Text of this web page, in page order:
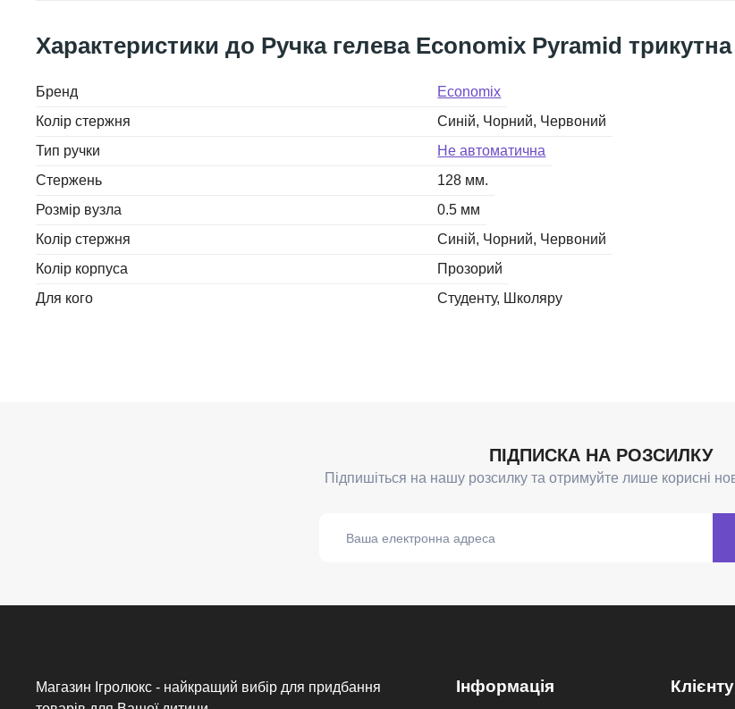
Ручка гелева Economix Pyramid трикутна
Бренд
Economix
Колір стержня
Синій Чорний Червоний
Тип ручки
Не автоматична
Стержень
128 мм.
Розмір вузла
0.5 мм
Колір стержня
Синій Чорний Червоний
Колір корпуса
Прозорий
Для кого
Студенту Школяру
Магазин Ігролюкс - найкращий вибір для придбання
Інформація Клієнту